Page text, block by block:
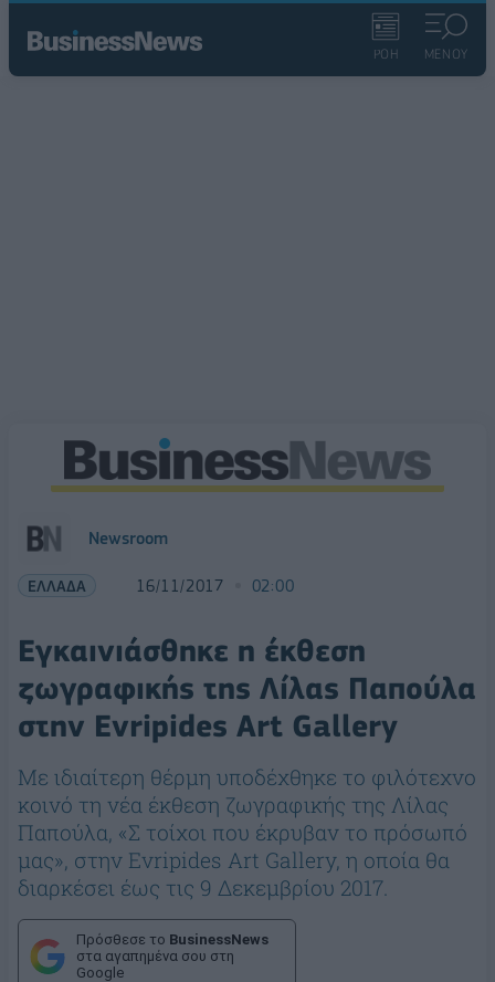
ΡΟΗ ΜΕΝΟΥ
Newsroom
ΕΛΛΑΔΑ 16/11/2017 02:00
Εγκαινιάσθηκε η έκθεση
ζωγραφικής της Λίλας Παπούλα
στην Evripides Art Gallery
Με ιδιαίτερη θέρμη υποδέχθηκε το φιλότεχνο
κοινό τη νέα έκθεση ζωγραφικής της Λίλας
Παπούλα, «Σ τοίχοι που έκρυβαν το πρόσωπό
μας», στην Evripides Art Gallery, η οποία θα
διαρκέσει έως τις 9 Δεκεμβρίου 2017.
Πρόσθεσε το BusinessNews
στα αγαπημένα σου στη
Google